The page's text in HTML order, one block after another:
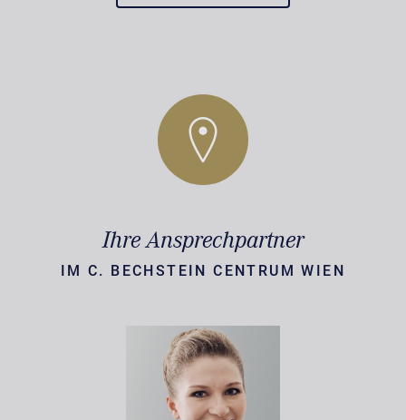
Ihre Ansprechpartner
IM C. BECHSTEIN CENTRUM WIEN